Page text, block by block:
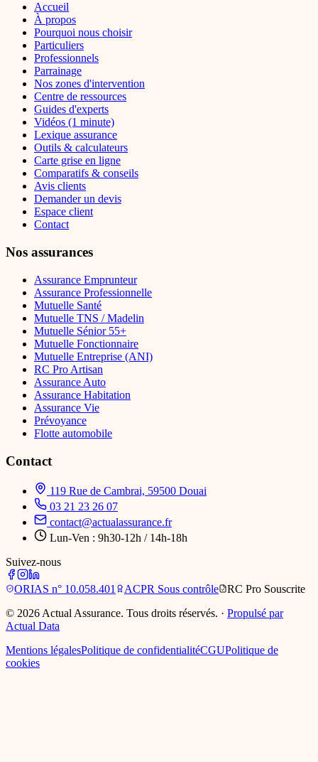
Accueil
À propos
Pourquoi nous choisir
Particuliers
Professionnels
Parrainage
Nos zones d'intervention
Centre de ressources
Guides d'experts
Vidéos (1 minute)
Lexique assurance
Outils & calculateurs
Carte grise en ligne
Comparatifs & conseils
Avis clients
Demander un devis
Espace client
Contact
Nos assurances
Assurance Emprunteur
Assurance Professionnelle
Mutuelle Santé
Mutuelle TNS / Madelin
Mutuelle Sénior 55+
Mutuelle Fonctionnaire
Mutuelle Entreprise (ANI)
RC Pro Artisan
Assurance Auto
Assurance Habitation
Assurance Vie
Prévoyance
Flotte automobile
Contact
119 Rue de Cambrai, 59500 Douai
03 21 23 26 07
contact@actualassurance.fr
Lun-Ven : 9h30-12h / 14h-18h
Suivez-nous
ORIAS n° 10.058.401 ACPR Sous contrôle RC Pro Souscrite
© 2026 Actual Assurance. Tous droits réservés. · Propulsé par
Actual Data
Mentions légalesPolitique de confidentialitéCGUPolitique de
cookies